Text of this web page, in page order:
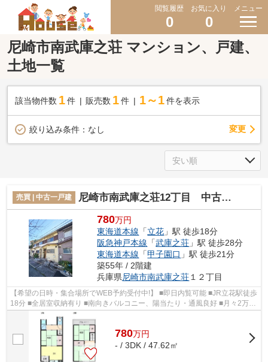
閲覧履歴
0
お気に入り
0
メニュー
尼崎市南武庫之荘 マンション、戸建、
土地一覧
該当物件数 1件 販売数 1 件 1～1 件を表示
絞り込み条件： なし 変更
売買 | 中古一戸建 尼崎市南武庫之荘12丁目 中古戸建
780万円
東海道本線 「立花 」駅 徒歩18分
阪急神戸本線 「武庫之荘 」駅 徒歩28分
東海道本線 「甲子園口 」駅 徒歩21分
築55年 / 2階建
兵庫県尼崎市南武庫之荘 １２丁目
【希望の日時・集合場所でWEB予約受付中!】 ■即日内覧可能 ■JR立花駅徒歩
18分 ■全居室収納有り ■南向きバルコニー、陽当たり・通風良好 ■月々2万円
台から購入可能 ■スーパー徒歩4分、...
780万円
- / 3DK / 47.62㎡